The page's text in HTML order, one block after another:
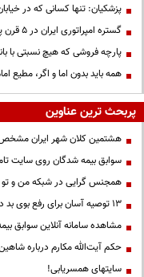
پزشکیان: تنها کسانی که در
گستره امپراتوری ایران در ۵ قرن پیش از میلاد؛ تصویری از ایران ۲۵ قرن پیش
پارچه فروشی که هیچ نسبتی با
همه باید بدون اما و اگر، مطیع
پربحث ترین عناوین
هشتمین کلان شهر ایران
سوابق بیمه شدگان روی سایت
همجنس گرایی در شبکه من و تو
13 توصیه آسان برای رفع بوی بد دهان
مشاهده سامانه آنلاين سوابق
حكم آيت‌الله مكارم درباره
سایتهای همسریابی!